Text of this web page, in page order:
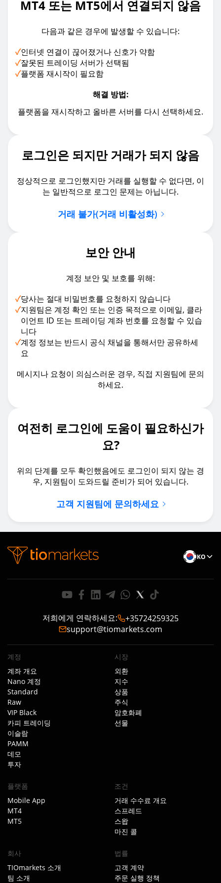
MT4 또는 MT5에서 연결되지 않음
다음과 같은 경우에 발생할 수 있습니다:
✓인터넷 연결이 끊어졌거나 신호가 약함
✓잘못된 트레이딩 서버가 선택됨
✓플랫폼 재시작이 필요함
해결 방법:
플랫폼을 재시작하고 올바른 서버를 다시 선택하세요.
로그인은 되지만 거래가 되지 않음
정상적으로 로그인했지만 거래를 실행할 수 없다면, 이
는 일반적으로 로그인 문제는 아닙니다.
거래 불가(거래 비활성화)
보안 안내
계정 보안 및 보호를 위해:
✓당사는 절대 비밀번호를 요청하지 않습니다
✓지원팀은 계정 확인 또는 인증 목적으로 이메일, 클라
이언트 ID 또는 트레이딩 계좌 번호를 요청할 수 있습
니다
✓계정 정보는 반드시 공식 채널을 통해서만 공유하세
요
메시지나 요청이 의심스러운 경우, 직접 지원팀에 문의
하세요.
여전히 로그인에 도움이 필요하신가
요?
위의 단계를 모두 확인했음에도 로그인이 되지 않는 경
우, 지원팀이 도와드릴 준비가 되어 있습니다.
고객 지원팀에 문의하세요
KO
저희에게 연락하세요:
+35724259325
support@tiomarkets.com
계정
계좌 개요
Nano 계정
Standard
Raw
VIP Black
카피 트레이딩
이슬람
PAMM
데모
투자
시장
외환
지수
상품
주식
암호화폐
선물
플랫폼
Mobile App
MT4
MT5
조건
거래 수수료 개요
스프레드
스왑
마진 콜
회사
TIOmarkets 소개
팀 소개
법률
고객 계약
주문 실행 정책